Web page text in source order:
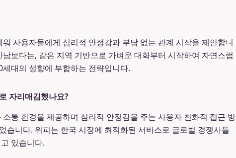
사용자들에게 심리적 안정감과 부담 없는 관계 시작을 제안합니
보다는, 같은 지역 기반으로 가벼운 대화부터 시작하여 자연스럽
대의 성향에 부합하는 전략입니다.
자리매김했나요?
통 환경을 제공하며 심리적 안정감을 주는 사용자 친화적 접근 방
습니다. 위피는 한국 시장에 최적화된 서비스로 글로벌 경쟁사들
있습니다.